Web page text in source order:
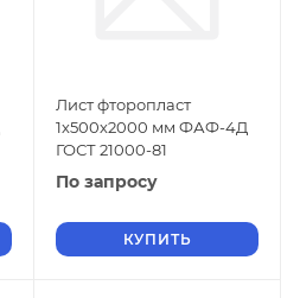
Лист фторопласт
1х500х2000 мм ФАФ-4Д
ГОСТ 21000-81
По запросу
КУПИТЬ